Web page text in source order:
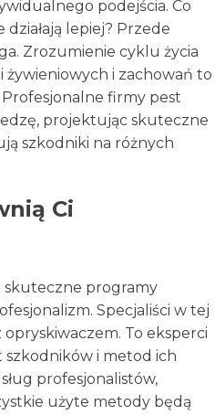
podejścia. Co
lepiej? Przede
Zrozumienie cyklu życia
i zachowań to
firmy pest
projektując skuteczne
szkodniki na różnych
Ci
skuteczne programy
Specjaliści w tej
To eksperci
szkodników i metod ich
profesjonalistów,
użyte metody będą